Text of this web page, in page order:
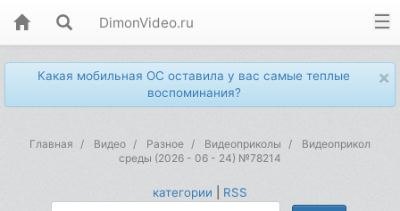
DimonVideo.ru
×
Какая мобильная ОС оставила у вас самые теплые
воспоминания?
Главная Видео Разное Видеоприколы
Видеоприкол
среды (2026 - 06 - 24) №78214
категории RSS